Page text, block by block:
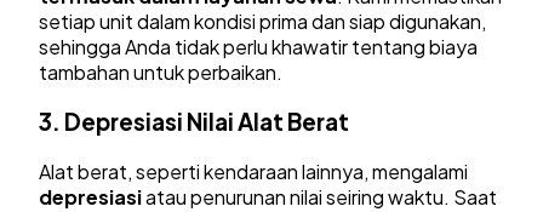
setiap unit dalam kondisi prima dan siap digunakan,
sehingga Anda tidak perlu khawatir tentang biaya
tambahan untuk perbaikan.
3. Depresiasi Nilai Alat Berat
Alat berat, seperti kendaraan lainnya, mengalami
depresiasiatau penurunan nilai seiring waktu. Saat